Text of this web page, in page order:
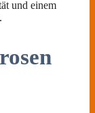
und einem